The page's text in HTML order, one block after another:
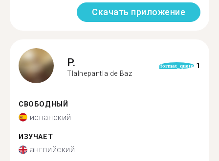
Скачать приложение
P.
Tlalnepantla de Baz
format_quote 1
СВОБОДНЫЙ
испанский
ИЗУЧАЕТ
английский